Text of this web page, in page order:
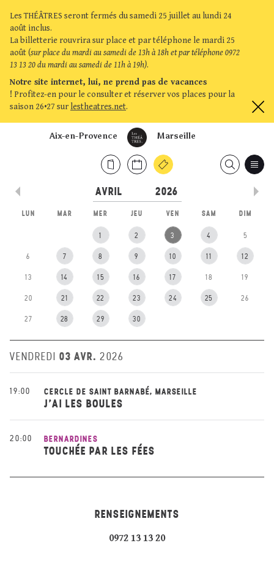
Les THÉÂTRES seront fermés du samedi 25 juillet au lundi 24
août inclus.
La billetterie rouvrira sur place et par téléphone le mardi 25
août (sur place du mardi au samedi de 13h à 18h et par téléphone 0972
13 13 20 du mardi au samedi de 11h à 19h).
Notre site internet, lui, ne prend pas de vacances
! Profitez-en pour le consulter et réserver vos places pour la
saison 26•27 sur lestheatres.net.
Marseille
Aix-en-Provence
LUN MAR MER JEU VEN SAM DIM
1 2 3 4 5
6 7 8 9 10 11 12
13 14 15 16 17 18 19
20 21 22 23 24 25 26
27 28 29 30
VENDREDI 03 AVR. 2026
19:00 CERCLE DE SAINT BARNABÉ, MARSEILLE
J'AI LES BOULES
20:00 BERNARDINES
TOUCHÉE PAR LES FÉES
RENSEIGNEMENTS
0972 13 13 20